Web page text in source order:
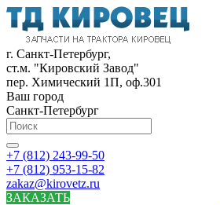
г. Санкт-Петербург,
ст.м. "Кировский Завод"
пер. Химический 1П, оф.301
Ваш город
Санкт-Петербург
+7 (812) 243-99-50
+7 (812) 953-15-82
zakaz@kirovetz.ru
ЗАКАЗАТЬ